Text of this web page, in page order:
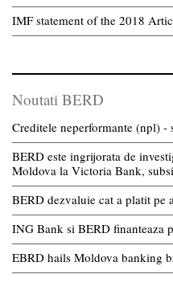
IMF statement of the 2018
Noutati BERD
Creditele neperformante (npl) -
BERD este ingrijorata de
Moldova la Victoria Bank,
BERD dezvaluie cat a platit pe
ING Bank si BERD finanteaza
EBRD hails Moldova banking